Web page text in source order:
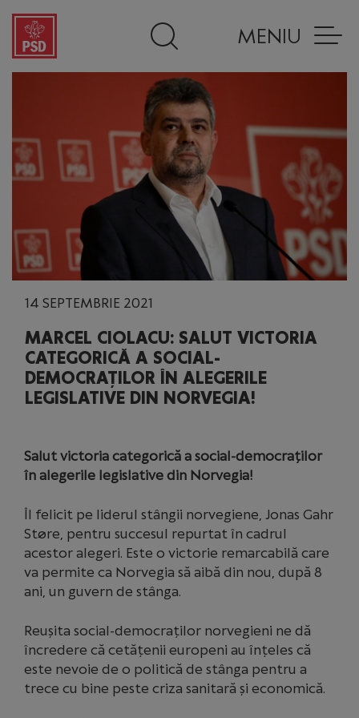
MENIU
14 SEPTEMBRIE 2021
MARCEL CIOLACU: SALUT VICTORIA
CATEGORICĂ A SOCIAL-
DEMOCRAȚILOR ÎN ALEGERILE
LEGISLATIVE DIN NORVEGIA!
Salut victoria categorică a social-democraților
în alegerile legislative din Norvegia!
Îl felicit pe liderul stângii norvegiene, Jonas Gahr
Støre, pentru succesul repurtat în cadrul
acestor alegeri. Este o victorie remarcabilă care
va permite ca Norvegia să aibă din nou, după 8
ani, un guvern de stânga.
Reușita social-democraților norvegieni ne dă
încredere că cetățenii europeni au înțeles că
este nevoie de o politică de stânga pentru a
trece cu bine peste criza sanitară și economică.